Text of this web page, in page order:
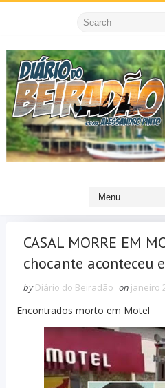
CASAL MORRE EM
chocante aconteceu
by Diário do Beiradão on janeiro
Encontrados morto em Motel